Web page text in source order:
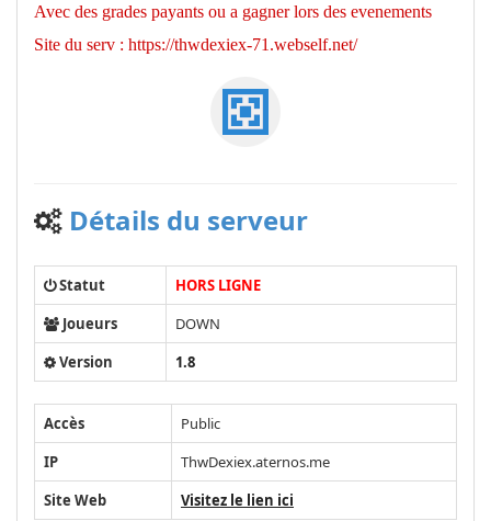
Avec des grades payants ou a gagner lors des evenements
Site du serv : https://thwdexiex-71.webself.net/
Détails du serveur
Statut
HORS LIGNE
Joueurs
DOWN
Version
1.8
Accès
Public
IP
ThwDexiex.aternos.me
Site Web
Visitez le lien ici